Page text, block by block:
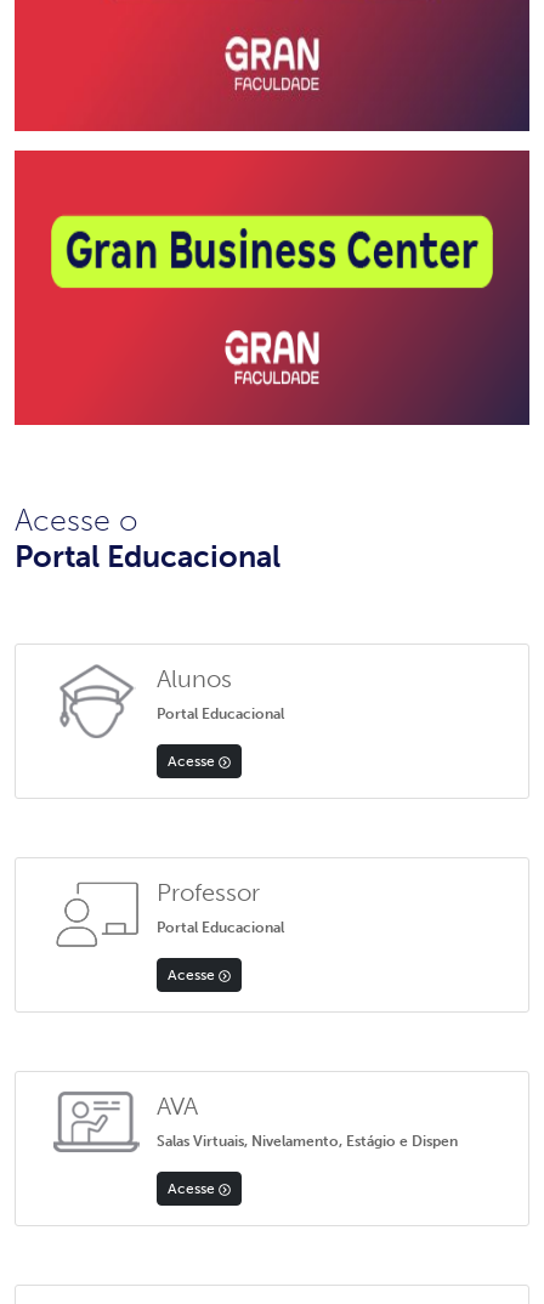
Acesse o
Portal Educacional
Alunos
Portal Educacional
Acesse
Professor
Portal Educacional
Acesse
AVA
Salas Virtuais, Nivelamento, Estágio e Dispen
Acesse